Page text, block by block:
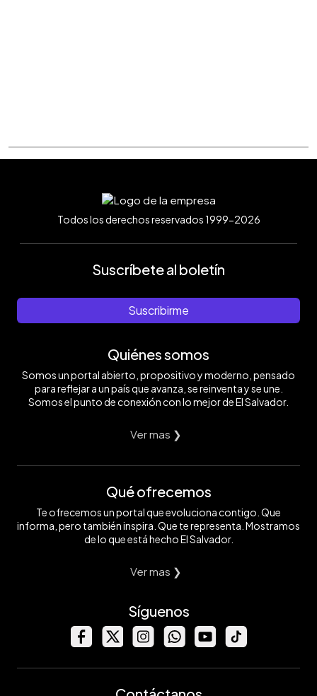
Todos los derechos reservados 1999-2026
Suscríbete al boletín
Suscribirme
Quiénes somos
Somos un portal abierto, propositivo y moderno, pensado
para reflejar a un país que avanza, se reinventa y se une.
Somos el punto de conexión con lo mejor de El Salvador.
Ver mas ❯
Qué ofrecemos
Te ofrecemos un portal que evoluciona contigo. Que
informa, pero también inspira. Que te representa. Mostramos
de lo que está hecho El Salvador.
Ver mas ❯
Síguenos